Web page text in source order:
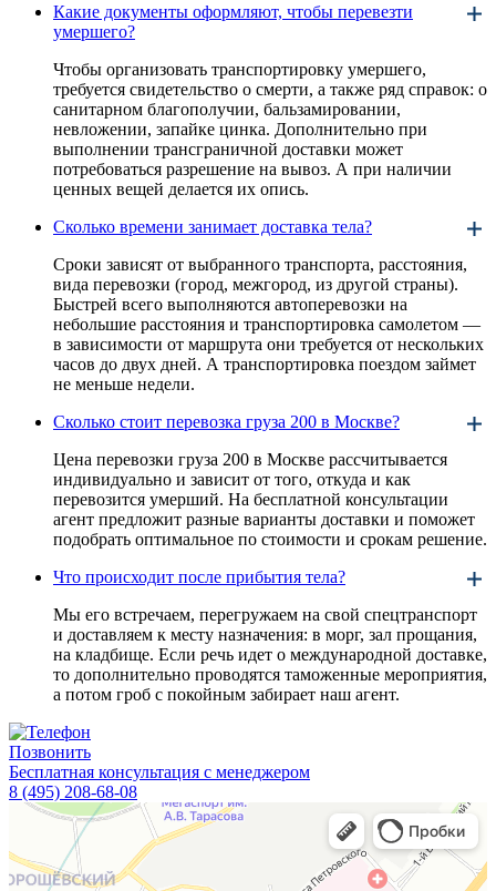
Какие документы оформляют, чтобы перевезти
умершего?
Чтобы организовать транспортировку умершего,
требуется свидетельство о смерти, а также ряд справок: о
санитарном благополучии, бальзамировании,
невложении, запайке цинка. Дополнительно при
выполнении трансграничной доставки может
потребоваться разрешение на вывоз. А при наличии
ценных вещей делается их опись.
Сколько времени занимает доставка тела?
Сроки зависят от выбранного транспорта, расстояния,
вида перевозки (город, межгород, из другой страны).
Быстрей всего выполняются автоперевозки на
небольшие расстояния и транспортировка самолетом —
в зависимости от маршрута они требуется от нескольких
часов до двух дней. А транспортировка поездом займет
не меньше недели.
Сколько стоит перевозка груза 200 в Москве?
Цена перевозки груза 200 в Москве рассчитывается
индивидуально и зависит от того, откуда и как
перевозится умерший. На бесплатной консультации
агент предложит разные варианты доставки и поможет
подобрать оптимальное по стоимости и срокам решение.
Что происходит после прибытия тела?
Мы его встречаем, перегружаем на свой спецтранспорт
и доставляем к месту назначения: в морг, зал прощания,
на кладбище. Если речь идет о международной доставке,
то дополнительно проводятся таможенные мероприятия,
а потом гроб с покойным забирает наш агент.
Позвонить
Бесплатная консультация с менеджером
8 (495) 208-68-08